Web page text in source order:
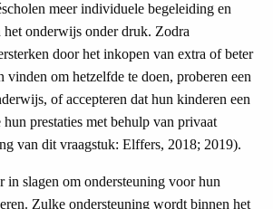
meer individuele begeleiding en
onderwijs onder druk. Zodra
door het inkopen van extra of beter
om hetzelfde te doen, proberen een
of accepteren dat hun kinderen een
prestaties met behulp van privaat
van dit vraagstuk: Elffers, 2018; 2019).
in slagen om ondersteuning voor hun
Zulke ondersteuning wordt binnen het